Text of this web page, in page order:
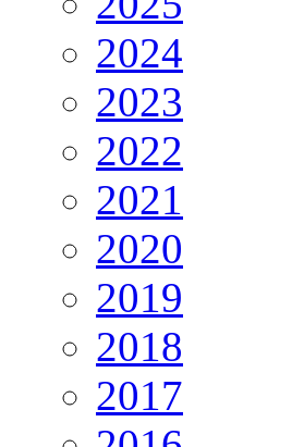
2024
2023
2022
2021
2020
2019
2018
2017